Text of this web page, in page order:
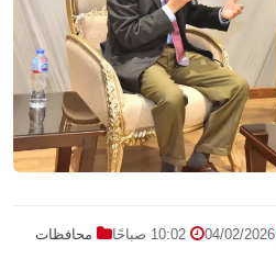
04/02/2026 10:02 صباحًا محافظات